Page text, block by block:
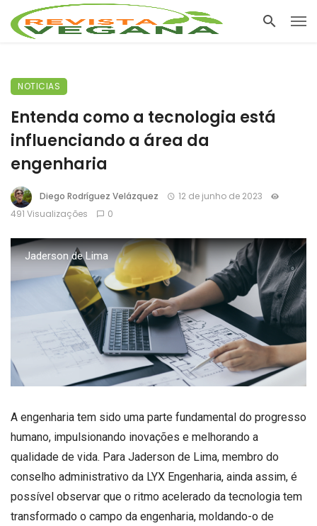
NOTICIAS
Entenda como a tecnologia está
influenciando a área da
engenharia
Diego Rodríguez Velázquez
12 de junho de 2023
491 Visualizações
0
Jaderson de Lima
A engenharia tem sido uma parte fundamental do progresso
humano, impulsionando inovações e melhorando a
qualidade de vida. Para Jaderson de Lima, membro do
conselho administrativo da LYX Engenharia, ainda assim, é
possível observar que o ritmo acelerado da tecnologia tem
transformado o campo da engenharia, moldando-o de